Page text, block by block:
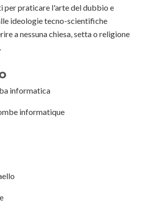
per praticare l'arte del dubbio e
ideologie tecno-scientifiche
a nessuna chiesa, setta o religione
informatica
informatique